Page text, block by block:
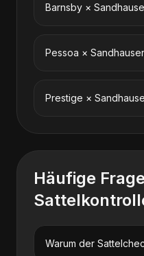
Barnsby ×
Pessoa ×
Prestige ×
Häufige
Warum der